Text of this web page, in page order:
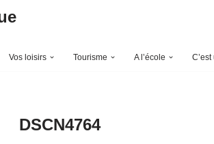
Vos loisirs Tourisme A l’école C’est
DSCN4764